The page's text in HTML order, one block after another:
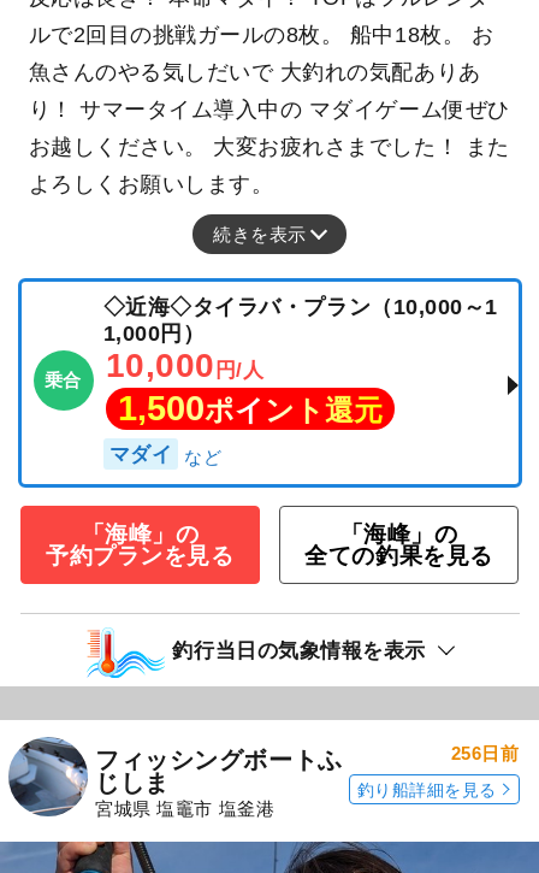
ルで2回目の挑戦ガールの8枚。 船中18枚。 お
魚さんのやる気しだいで 大釣れの気配ありあ
り！ サマータイム導入中の マダイゲーム便ぜひ
お越しください。 大変お疲れさまでした！ また
よろしくお願いします。
続きを表示
乗合
◇近海◇タイラバ・プラン（10,000～1
1,000円）
10,000 円/人
1,500ポイント還元
マダイ
「海峰」の
予約プランを見る
「海峰」の
全ての釣果を見る
釣行当日の気象情報を表示
フィッシングボートふ
じしま
宮城県 塩竈市 塩釜港
256日前
釣り船詳細を見る